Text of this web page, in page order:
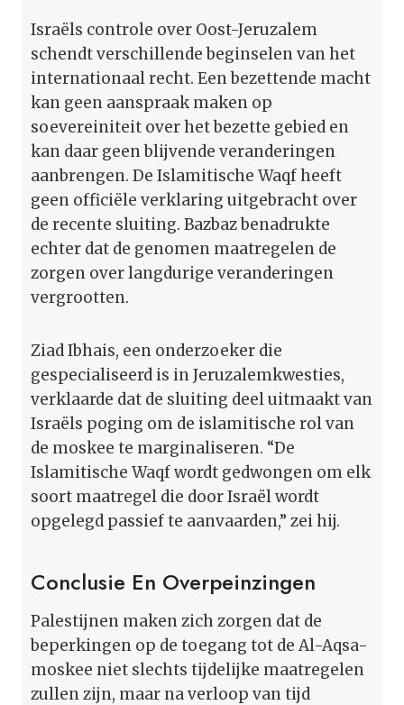
Israëls controle over Oost-Jeruzalem
schendt verschillende beginselen van het
internationaal recht. Een bezettende macht
kan geen aanspraak maken op
soevereiniteit over het bezette gebied en
kan daar geen blijvende veranderingen
aanbrengen. De Islamitische Waqf heeft
geen officiële verklaring uitgebracht over
de recente sluiting. Bazbaz benadrukte
echter dat de genomen maatregelen de
zorgen over langdurige veranderingen
vergrootten.
Ziad Ibhais, een onderzoeker die
gespecialiseerd is in Jeruzalemkwesties,
verklaarde dat de sluiting deel uitmaakt van
Israëls poging om de islamitische rol van
de moskee te marginaliseren. “De
Islamitische Waqf wordt gedwongen om elk
soort maatregel die door Israël wordt
opgelegd passief te aanvaarden,” zei hij.
Conclusie En Overpeinzingen
Palestijnen maken zich zorgen dat de
beperkingen op de toegang tot de Al-Aqsa-
moskee niet slechts tijdelijke maatregelen
zullen zijn, maar na verloop van tijd